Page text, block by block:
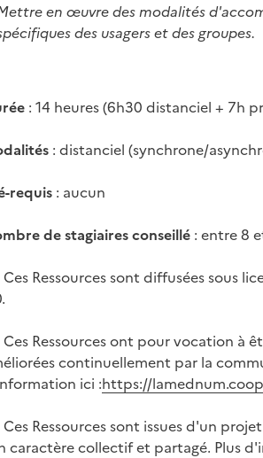
en œuvre des modalités
des usagers et des groupes.
: 14 heures (6h30 distanciel + 7h
: distanciel (synchrone/
requis: aucun
de stagiaires conseillé: entre 8
Ressources sont diffusées sous
Ressources ont pour vocation à
continuellement par la
ici :https://
Ressources sont issues d'un
caractère collectif et partagé. Plus